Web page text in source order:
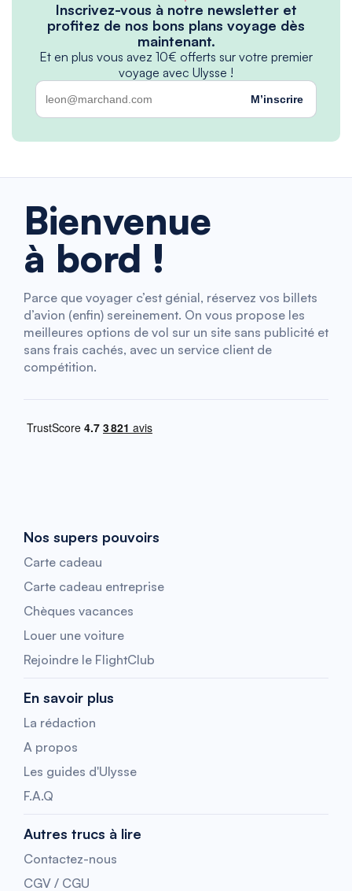
Inscrivez-vous à notre newsletter et
profitez de nos bons plans voyage dès
maintenant.
Et en plus vous avez 10€ offerts sur votre premier
voyage avec Ulysse !
M’inscrire
Bienvenue
à bord !
Parce que voyager c’est génial, réservez vos billets
d’avion (enfin) sereinement. On vous propose les
meilleures options de vol sur un site sans publicité et
sans frais cachés, avec un service client de
compétition.
Nos supers pouvoirs
Carte cadeau
Carte cadeau entreprise
Chèques vacances
Louer une voiture
Rejoindre le FlightClub
En savoir plus
La rédaction
A propos
Les guides d'Ulysse
F.A.Q
Autres trucs à lire
Contactez-nous
CGV / CGU